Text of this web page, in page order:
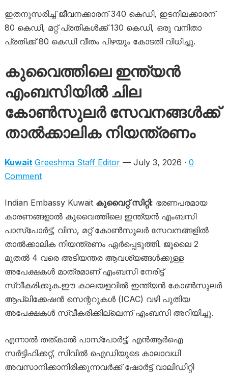
ഇതനുസരിച്ച് ജീവനക്കാരന് 340 കെഡി, ഇടനിലക്കാരന്
80 കെഡി, മറ്റ് പ്രതികൾക്ക് 130 കെഡി, ഒരു വനിതാ
പ്രതിക്ക് 80 കെഡി വീതം പിഴയും കോടതി വിധിച്ചു.
കുവൈത്തിലെ ഇന്ത്യൻ
എംബസിയിൽ ചില
കോൺസുലർ സേവനങ്ങൾക്ക്
താൽക്കാലിക നിയന്ത്രണം
Kuwait Greeshma Staff Editor— July 3, 2026 · 0
Comment
Indian Embassy Kuwait കുവൈറ്റ് സിറ്റി: ഭരണപരമായ
കാരണങ്ങളാൽ കുവൈത്തിലെ ഇന്ത്യൻ എംബസി
പാസ്‌പോർട്ട്, വിസ, മറ്റ് കോൺസുലർ സേവനങ്ങളിൽ
താൽക്കാലിക നിയന്ത്രണം ഏർപ്പെടുത്തി. ജൂലൈ 2
മുതൽ 4 വരെ അടിയന്തര ആവശ്യങ്ങൾക്കുള്ള
അപേക്ഷകൾ മാത്രമാണ് എംബസി നേരിട്ട്
സ്വീകരിക്കുക.ഈ കാലയളവിൽ ഇന്ത്യൻ കോൺസുലർ
ആപ്ലിക്കേഷൻ സെന്ററുകൾ (ICAC) വഴി പുതിയ
അപേക്ഷകൾ സ്വീകരിക്കില്ലെന്ന് എംബസി അറിയിച്ചു.
എന്നാൽ തത്കാൽ പാസ്‌പോർട്ട്, എൻആർഐ
സർട്ടിഫിക്കറ്റ്, സിവിൽ ഐഡിയുടെ കാലാവധി
അവസാനിക്കാനിരിക്കുന്നവർക്ക് ഷോർട്ട് വാലിഡിറ്റി